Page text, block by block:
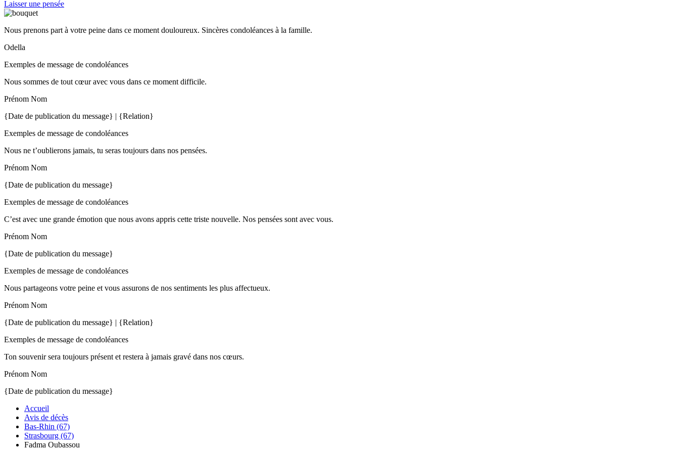
Laisser une pensée
Nous prenons part à votre peine dans ce moment douloureux. Sincères condoléances à la famille.
Odella
Exemples de message de condoléances
Nous sommes de tout cœur avec vous dans ce moment difficile.
Prénom Nom
{Date de publication du message} | {Relation}
Exemples de message de condoléances
Nous ne t’oublierons jamais, tu seras toujours dans nos pensées.
Prénom Nom
{Date de publication du message}
Exemples de message de condoléances
C’est avec une grande émotion que nous avons appris cette triste nouvelle. Nos pensées sont avec vous.
Prénom Nom
{Date de publication du message}
Exemples de message de condoléances
Nous partageons votre peine et vous assurons de nos sentiments les plus affectueux.
Prénom Nom
{Date de publication du message} | {Relation}
Exemples de message de condoléances
Ton souvenir sera toujours présent et restera à jamais gravé dans nos cœurs.
Prénom Nom
{Date de publication du message}
Accueil
Avis de décès
Bas-Rhin (67)
Strasbourg (67)
Fadma Oubassou